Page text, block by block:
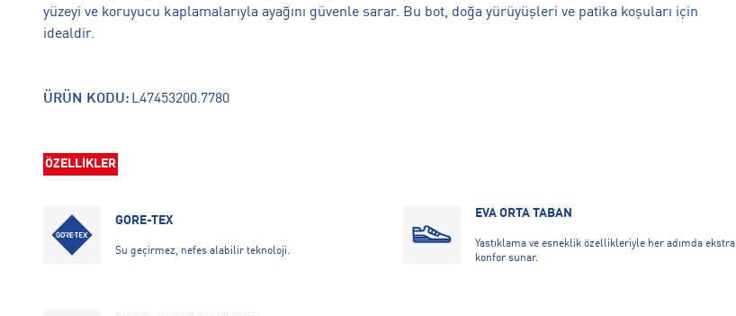
yüzeyi ve koruyucu kaplamalarıyla ayağını güvenle sarar. Bu bot, doğa yürüyüşleri ve patika koşuları için
idealdir.
ÜRÜN KODU: L47453200.7780
ÖZELLİKLER
GORE-TEX
Su geçirmez, nefes alabilir teknoloji.
EVA ORTA TABAN
Yastıklama ve esneklik özellikleriyle her adımda ekstra
konfor sunar.